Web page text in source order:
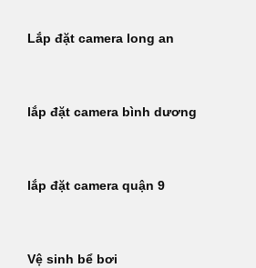
Lắp đặt camera long an
lắp đặt camera bình dương
lắp đặt camera quận 9
Vệ sinh bể bơi